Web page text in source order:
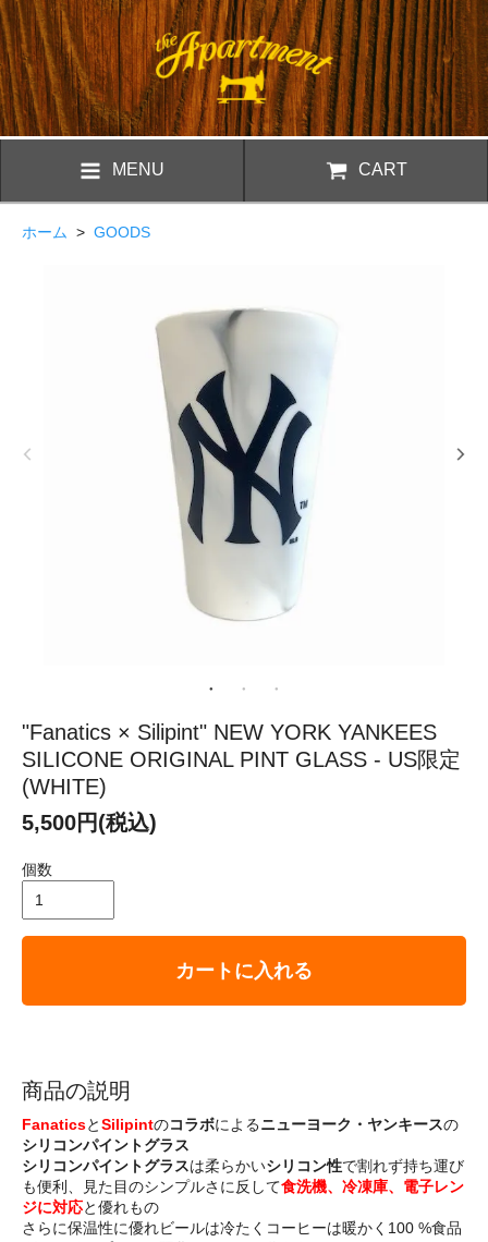
MENU CART
ホーム > GOODS
"Fanatics × Silipint" NEW YORK YANKEES
SILICONE ORIGINAL PINT GLASS - US限定
(WHITE)
5,500円(税込)
個数
カートに入れる
商品の説明
FanaticsとSilipintのコラボによるニューヨーク・ヤンキースの
シリコンパイントグラス
シリコンパイントグラスは柔らかいシリコン性で割れず持ち運び
も便利、見た目のシンプルさに反して食洗機、冷凍庫、電子レン
ジに対応と優れもの
さらに保温性に優れビールは冷たくコーヒーは暖かく100 %食品